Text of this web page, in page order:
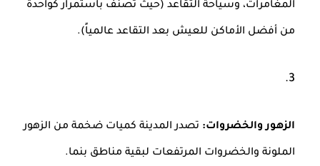
المغامرات، وسياحة التقاعد (حيث تُصنف باستمرار كواحدة
من أفضل الأماكن للعيش بعد التقاعد عالمياً).
الزهور والخضروات: تصدر المدينة كميات ضخمة من الزهور
الملونة والخضروات المرتفعات لبقية مناطق بنما.